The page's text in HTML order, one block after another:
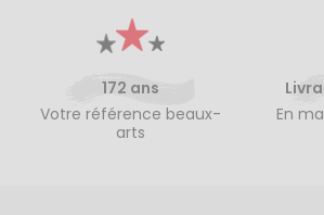
172 ans
Votre référence beaux-
arts
En